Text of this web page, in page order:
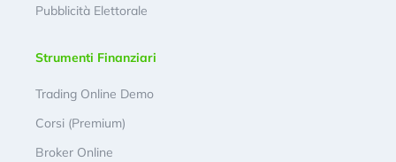
Pubblicità Elettorale
Strumenti Finanziari
Trading Online Demo
Corsi (Premium)
Broker Online